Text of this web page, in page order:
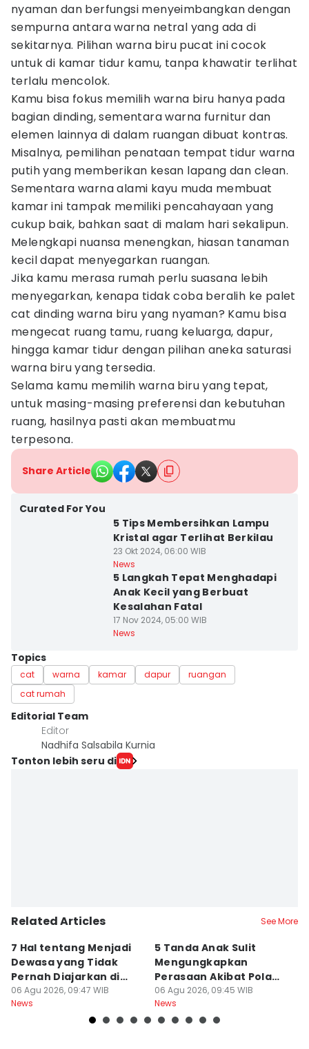
nyaman dan berfungsi menyeimbangkan dengan
sempurna antara warna netral yang ada di
sekitarnya. Pilihan warna biru pucat ini cocok
untuk di kamar tidur kamu, tanpa khawatir terlihat
terlalu mencolok.
Kamu bisa fokus memilih warna biru hanya pada
bagian dinding, sementara warna furnitur dan
elemen lainnya di dalam ruangan dibuat kontras.
Misalnya, pemilihan penataan tempat tidur warna
putih yang memberikan kesan lapang dan clean.
Sementara warna alami kayu muda membuat
kamar ini tampak memiliki pencahayaan yang
cukup baik, bahkan saat di malam hari sekalipun.
Melengkapi nuansa menengkan, hiasan tanaman
kecil dapat menyegarkan ruangan.
Jika kamu merasa rumah perlu suasana lebih
menyegarkan, kenapa tidak coba beralih ke palet
cat dinding warna biru yang nyaman? Kamu bisa
mengecat ruang tamu, ruang keluarga, dapur,
hingga kamar tidur dengan pilihan aneka saturasi
warna biru yang tersedia.
Selama kamu memilih warna biru yang tepat,
untuk masing-masing preferensi dan kebutuhan
ruang, hasilnya pasti akan membuatmu
terpesona.
Share Article
Curated For You
5 Tips Membersihkan Lampu
Kristal agar Terlihat Berkilau
23 Okt 2024, 06:00 WIB
News
5 Langkah Tepat Menghadapi
Anak Kecil yang Berbuat
Kesalahan Fatal
17 Nov 2024, 05:00 WIB
News
Topics
cat warna kamar dapur
ruangan
cat rumah
Editorial Team
Editor
Nadhifa Salsabila Kurnia
Tonton lebih seru di
Related Articles See More
7 Hal tentang Menjadi
Dewasa yang Tidak
Pernah Diajarkan di
Sekolah
06 Agu 2026, 09:47 WIB
News
5 Tanda Anak Sulit
Mengungkapkan
Perasaan Akibat Pola
Asuh Orangtua
06 Agu 2026, 09:45 WIB
News